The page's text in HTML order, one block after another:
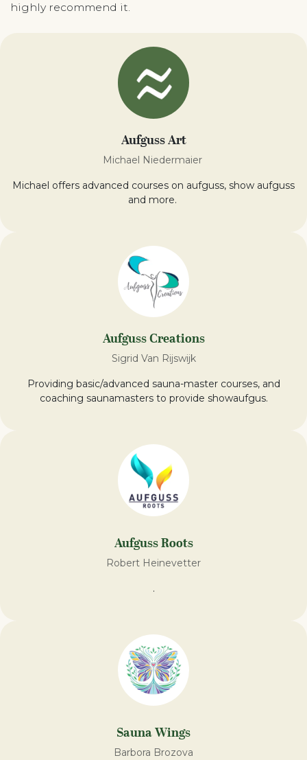
highly recommend it.
Aufguss Art
Michael Niedermaier
Michael offers advanced courses on aufguss, show aufguss
and more.
Aufguss Creations
Sigrid Van Rijswijk
Providing basic/advanced sauna-master courses, and
coaching saunamasters to provide showaufgus.
Aufguss Roots
Robert Heinevetter
.
Sauna Wings
Barbora Brozova